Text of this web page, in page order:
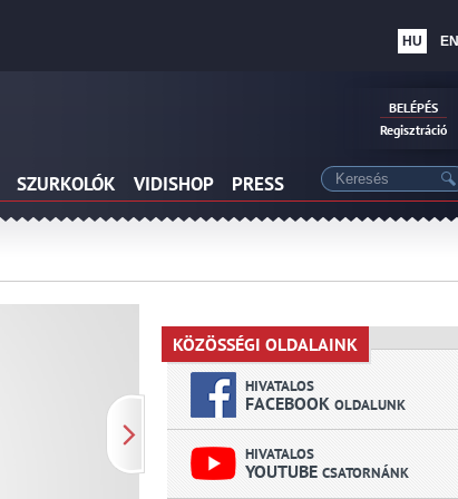
HU EN
SZURKOLÓK VIDISHOP PRESS
BELÉPÉS
Regisztráció
KÖZÖSSÉGI OLDALAINK
KÖZÖSSÉGI OLDALAINK
HIVATALOS
FACEBOOK OLDALUNK
HIVATALOS
YOUTUBE CSATORNÁNK